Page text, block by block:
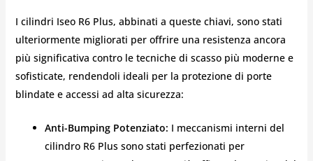
I cilindri Iseo R6 Plus, abbinati a queste chiavi, sono stati
ulteriormente migliorati per offrire una resistenza ancora
più significativa contro le tecniche di scasso più moderne e
sofisticate, rendendoli ideali per la protezione di porte
blindate e accessi ad alta sicurezza:
Anti-Bumping Potenziato: I meccanismi interni del
cilindro R6 Plus sono stati perfezionati per